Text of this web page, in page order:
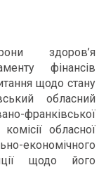
здоров’я
фінансів
щодо стану
обласний
франківської
обласної
економічного
щодо його